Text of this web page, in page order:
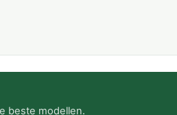
beste modellen.